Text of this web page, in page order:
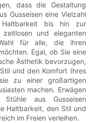
dass die Gestaltung
Gusseisen eine Vielzahl
bis hin zur
und eleganten
für alle, die ihren
Egal, ob Sie eine
Ästhetik bevorzugen,
und den Komfort Ihres
zu einer großartigen
machen. Erwägen
aus Gusseisen
Haltbarkeit, den Stil und
im Freien verleihen.